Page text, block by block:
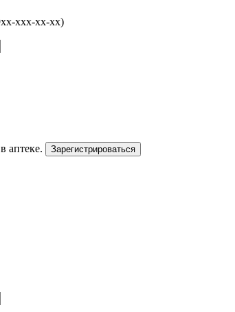
ххх-хх-хх)
аптеке. Зарегистрироваться